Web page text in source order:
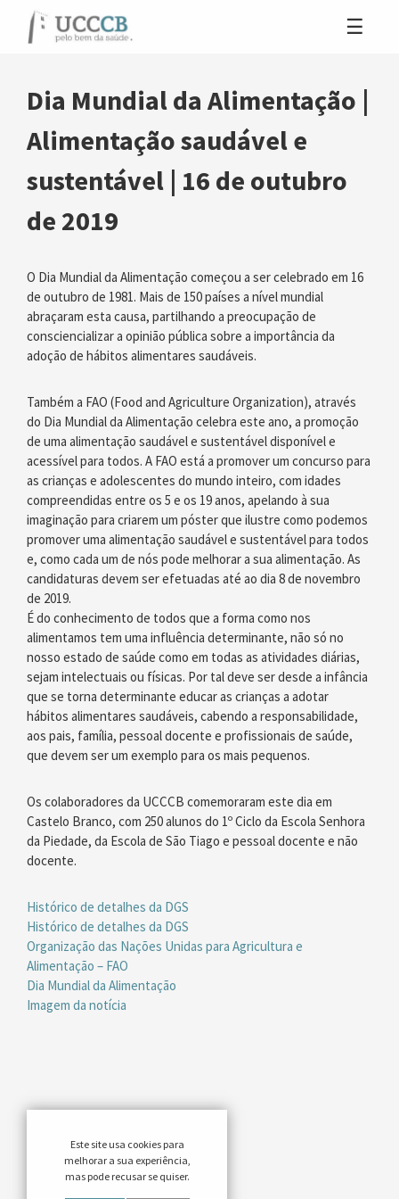
Dia Mundial da Alimentação |
Alimentação saudável e
sustentável | 16 de outubro
de 2019
O Dia Mundial da Alimentação começou a ser celebrado em 16
de outubro de 1981. Mais de 150 países a nível mundial
abraçaram esta causa, partilhando a preocupação de
consciencializar a opinião pública sobre a importância da
adoção de hábitos alimentares saudáveis.
Também a FAO (Food and Agriculture Organization), através
do Dia Mundial da Alimentação celebra este ano, a promoção
de uma alimentação saudável e sustentável disponível e
acessível para todos. A FAO está a promover um concurso para
as crianças e adolescentes do mundo inteiro, com idades
compreendidas entre os 5 e os 19 anos, apelando à sua
imaginação para criarem um póster que ilustre como podemos
promover uma alimentação saudável e sustentável para todos
e, como cada um de nós pode melhorar a sua alimentação. As
candidaturas devem ser efetuadas até ao dia 8 de novembro
de 2019.
É do conhecimento de todos que a forma como nos
alimentamos tem uma influência determinante, não só no
nosso estado de saúde como em todas as atividades diárias,
sejam intelectuais ou físicas. Por tal deve ser desde a infância
que se torna determinante educar as crianças a adotar
hábitos alimentares saudáveis, cabendo a responsabilidade,
aos pais, família, pessoal docente e profissionais de saúde,
que devem ser um exemplo para os mais pequenos.
Os colaboradores da UCCCB comemoraram este dia em
Castelo Branco, com 250 alunos do 1º Ciclo da Escola Senhora
da Piedade, da Escola de São Tiago e pessoal docente e não
docente.
Histórico de detalhes da DGS
Histórico de detalhes da DGS
Organização das Nações Unidas para Agricultura e
Alimentação – FAO
Dia Mundial da Alimentação
Imagem da notícia
Este site usa cookies para
melhorar a sua experiência,
mas pode recusar se quiser.